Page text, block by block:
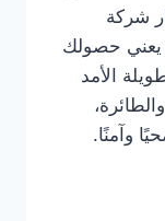
شركة
يعني حصولك
الأمد
وآمنًا.